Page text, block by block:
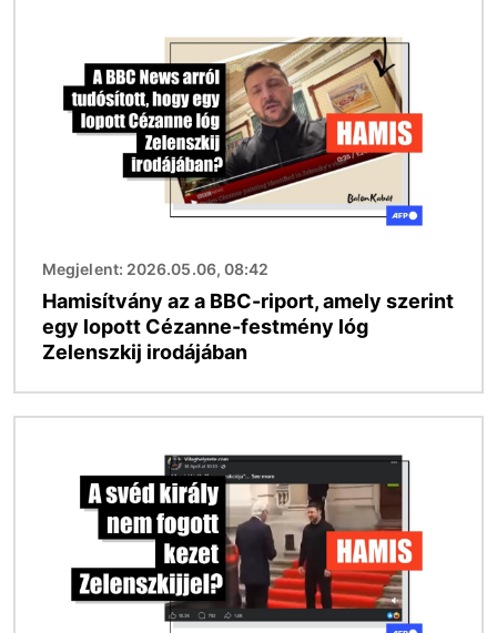
Megjelent: 2026.05.06, 08:42
Hamisítvány az a BBC-riport, amely szerint
egy lopott Cézanne-festmény lóg
Zelenszkij irodájában